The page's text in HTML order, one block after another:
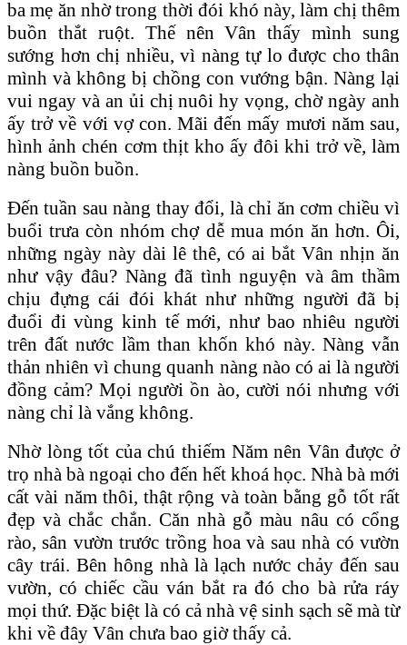
ba mẹ ăn nhờ trong thời đói khó này, làm chị thêm
buồn thắt ruột. Thế nên Vân thấy mình sung
sướng hơn chị nhiều, vì nàng tự lo được cho thân
mình và không bị chồng con vướng bận. Nàng lại
vui ngay và an ủi chị nuôi hy vọng, chờ ngày anh
ấy trở về với vợ con. Mãi đến mấy mươi năm sau,
hình ảnh chén cơm thịt kho ấy đôi khi trở về, làm
nàng buồn buồn.
Đến tuần sau nàng thay đổi, là chỉ ăn cơm chiều vì
buổi trưa còn nhóm chợ dễ mua món ăn hơn. Ôi,
những ngày này dài lê thê, có ai bắt Vân nhịn ăn
như vậy đâu? Nàng đã tình nguyện và âm thầm
chịu đựng cái đói khát như những người đã bị
đuổi đi vùng kinh tế mới, như bao nhiêu người
trên đất nước lầm than khốn khó này. Nàng vẫn
thản nhiên vì chung quanh nàng nào có ai là người
đồng cảm? Mọi người ồn ào, cười nói nhưng với
nàng chỉ là vắng không.
Nhờ lòng tốt của chú thiếm Năm nên Vân được ở
trọ nhà bà ngoại cho đến hết khoá học. Nhà bà mới
cất vài năm thôi, thật rộng và toàn bằng gỗ tốt rất
đẹp và chắc chắn. Căn nhà gỗ màu nâu có cổng
rào, sân vườn trước trồng hoa và sau nhà có vườn
cây trái. Bên hông nhà là lạch nước chảy đến sau
vườn, có chiếc cầu ván bắt ra đó cho bà rửa ráy
mọi thứ. Đặc biệt là có cả nhà vệ sinh sạch sẽ mà từ
khi về đây Vân chưa bao giờ thấy cả.